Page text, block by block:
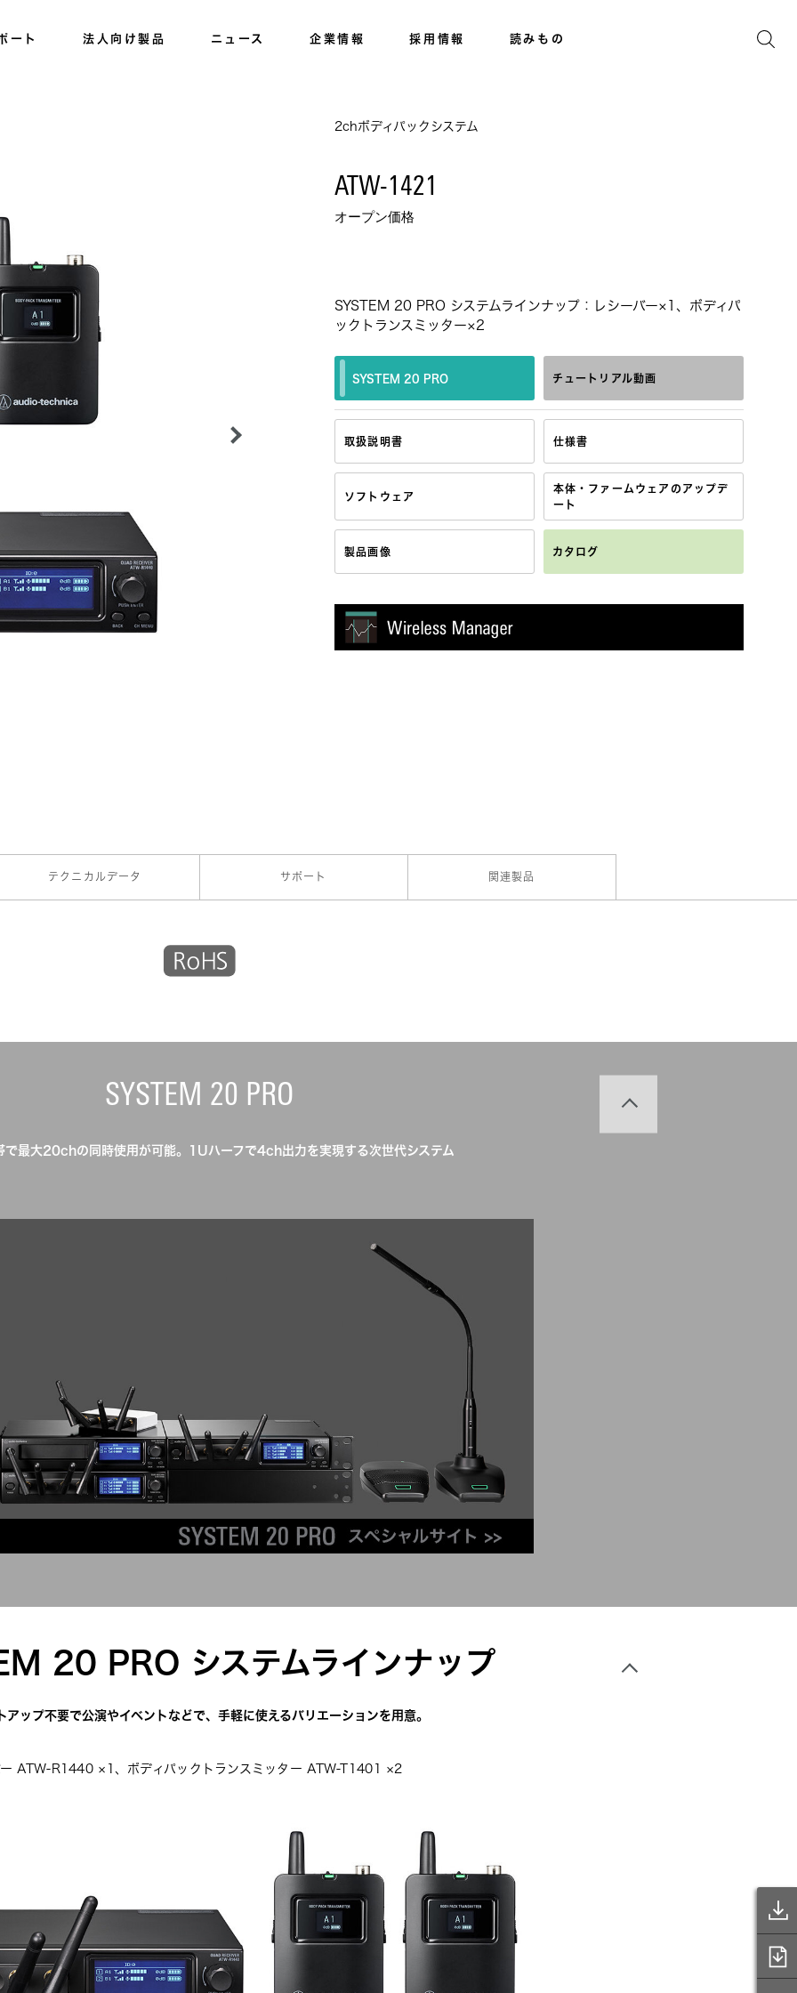
ート 法人向け製品 ニュース 企業情報 採用情報 読みもの
2chボディパックシステム
ATW-1421
オープン価格
SYSTEM 20 PRO システムラインナップ：レシーバー×1、ボディパ
ックトランスミッター×2
SYSTEM 20 PRO チュートリアル動画
取扱説明書 仕様書
ソフトウェア
本体・ファームウェアのアップデ
ート
製品画像 カタログ
テクニカルデータ サポート 関連製品
SYSTEM 20 PRO
最大20chの同時使用が可能。1Uハーフで4ch出力を実現する次世代システム
20 PRO システムラインナップ
アップ不要で公演やイベントなどで、手軽に使えるバリエーションを用意。
ー ATW-R1440 ×1、ボディパックトランスミッター ATW-T1401 ×2